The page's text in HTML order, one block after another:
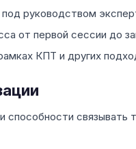
руководством
от первой сессии до
КПТ и других
способности